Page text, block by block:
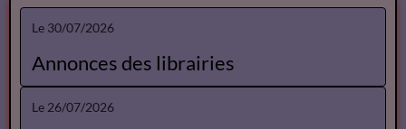
Le 30/07/2026
Annonces des librairies
Le 26/07/2026